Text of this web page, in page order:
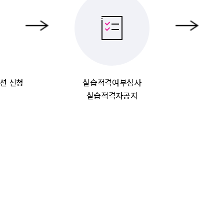
신청
실습적격여부심사
실습적격자공지